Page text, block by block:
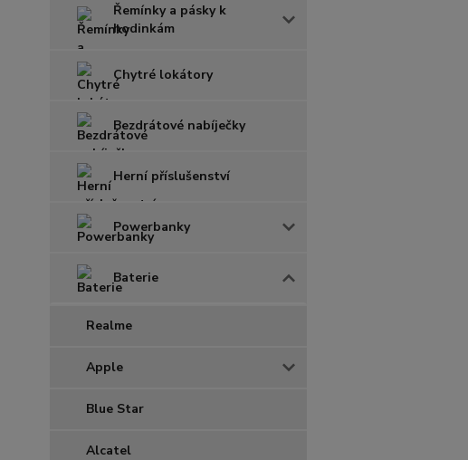
Řemínky a pásky k
hodinkám
Chytré lokátory
Bezdrátové nabíječky
Herní příslušenství
Powerbanky
Baterie
Realme
Apple
Blue Star
Alcatel